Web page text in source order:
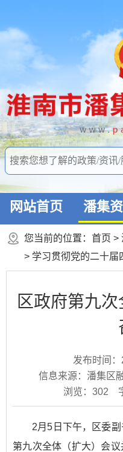
网站首页 潘集
您当前的位置： 首页 >
> 学习贯彻党的二十届
区政府第九
发布时间
信息来源：潘集区
浏览： 302
2月5日下午，区委
第九次全体（扩大）会